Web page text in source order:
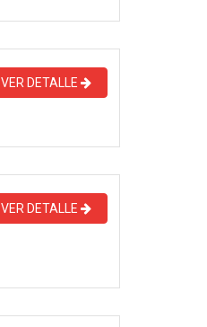
VER DETALLE
VER DETALLE